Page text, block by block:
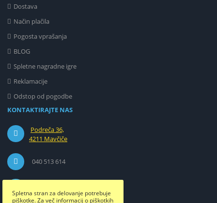
Spletna stran za delovanje potrebuje
piškotke. Za več informacij o piškotkih
Dostava
Način plačila
Pogosta vprašanja
BLOG
Spletne nagradne igre
Reklamacije
Odstop od pogodbe
KONTAKTIRAJTE NAS
Podreča 36,
4211 Mavčiče
040 513 614